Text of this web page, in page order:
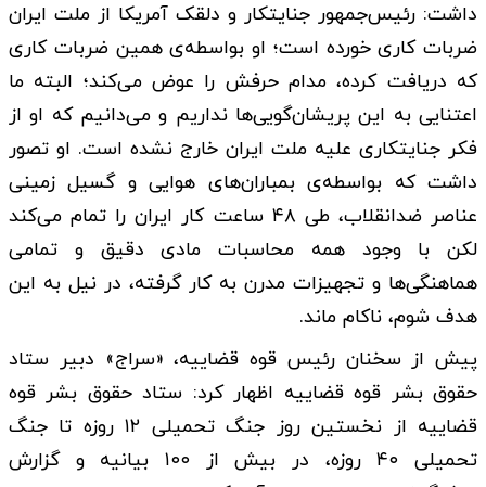
داشت: رئیس‌جمهور جنایتکار و دلقک آمریکا از ملت ایران
ضربات کاری خورده است؛ او بواسطه‌ی همین ضربات کاری
که دریافت کرده، مدام حرفش را عوض می‌کند؛ البته ما
اعتنایی به این پریشان‌گویی‌ها نداریم و می‌دانیم که او از
فکر جنایتکاری علیه ملت ایران خارج نشده است. او تصور
داشت که بواسطه‌ی بمباران‌های هوایی و گسیل زمینی
عناصر ضدانقلاب، طی ۴۸ ساعت کار ایران را تمام می‌کند
لکن با وجود همه محاسبات مادی دقیق و تمامی
هماهنگی‌ها و تجهیزات مدرن به کار گرفته، در نیل به این
هدف شوم، ناکام ماند.
پیش از سخنان رئیس قوه قضاییه، «سراج» دبیر ستاد
حقوق بشر قوه قضاییه اظهار کرد: ستاد حقوق بشر قوه
قضاییه از نخستین روز جنگ تحمیلی ۱۲ روزه تا جنگ
تحمیلی ۴۰ روزه، در بیش از ۱۰۰ بیانیه و گزارش